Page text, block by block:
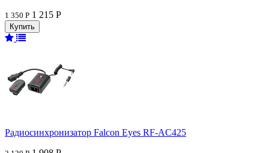
1 350 Р 1 215 Р
Радиосинхронизатор Falcon Eyes RF-AC425